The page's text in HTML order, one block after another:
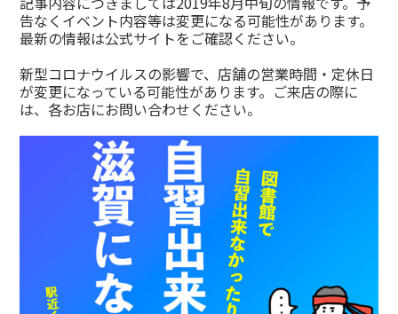
告なくイベント内容等は変更になる可能性があります。
最新の情報は公式サイトをご確認ください。
新型コロナウイルスの影響で、店舗の営業時間・定休日
が変更になっている可能性があります。ご来店の際に
は、各お店にお問い合わせください。